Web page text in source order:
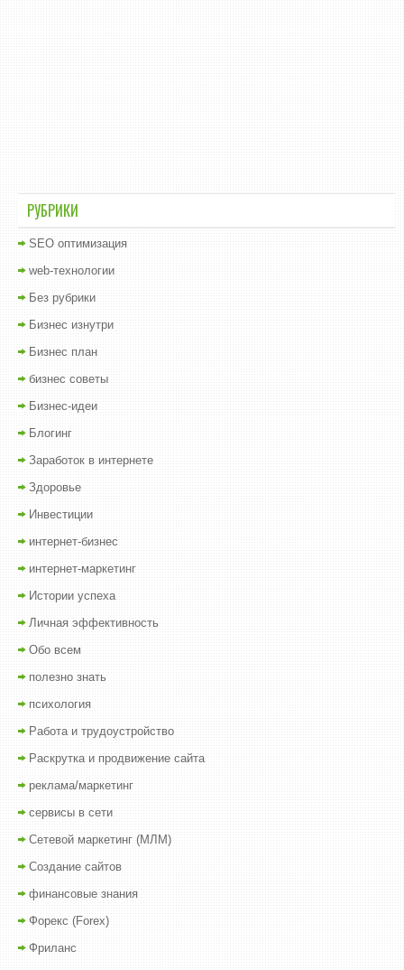
РУБРИКИ
SEO оптимизация
web-технологии
Без рубрики
Бизнес изнутри
Бизнес план
бизнес советы
Бизнес-идеи
Блогинг
Заработок в интернете
Здоровье
Инвестиции
интернет-бизнес
интернет-маркетинг
Истории успеха
Личная эффективность
Обо всем
полезно знать
психология
Работа и трудоустройство
Раскрутка и продвижение сайта
реклама/маркетинг
сервисы в сети
Сетевой маркетинг (МЛМ)
Создание сайтов
финансовые знания
Форекс (Forex)
Фриланс